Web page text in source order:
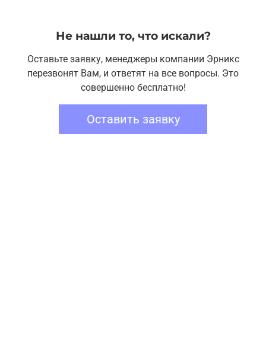
Не нашли то, что искали?
Оставьте заявку, менеджеры компании Эрникс
перезвонят Вам, и ответят на все вопросы. Это
совершенно бесплатно!
Оставить заявку